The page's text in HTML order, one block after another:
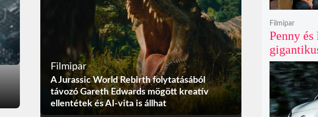
Filmipar
A Jurassic World Rebirth folytatásából
távozó Gareth Edwards mögött kreatív
ellentétek és AI-vita is állhat
Penny
vissza
offjában
Filmipar